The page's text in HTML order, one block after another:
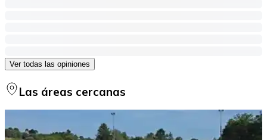
Ver todas las opiniones
Las áreas cercanas